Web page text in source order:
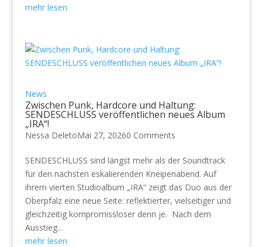
mehr lesen
News
Zwischen Punk, Hardcore und Haltung:
SENDESCHLUSS veröffentlichen neues Album
„IRA“!
Nessa DeletoMai 27, 20260 Comments
SENDESCHLUSS sind längst mehr als der Soundtrack
für den nächsten eskalierenden Kneipenabend. Auf
ihrem vierten Studioalbum „IRA“ zeigt das Duo aus der
Oberpfalz eine neue Seite: reflektierter, vielseitiger und
gleichzeitig kompromissloser denn je. Nach dem
Ausstieg...
mehr lesen